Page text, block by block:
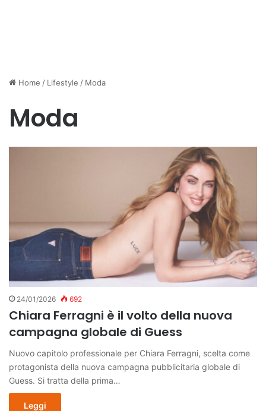
Home / Lifestyle / Moda
Moda
24/01/2026 692
Chiara Ferragni è il volto della nuova
campagna globale di Guess
Nuovo capitolo professionale per Chiara Ferragni, scelta come
protagonista della nuova campagna pubblicitaria globale di
Guess. Si tratta della prima…
Leggi